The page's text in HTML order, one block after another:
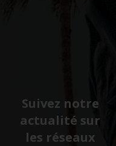
Suivez notre
actualité sur
les réseaux